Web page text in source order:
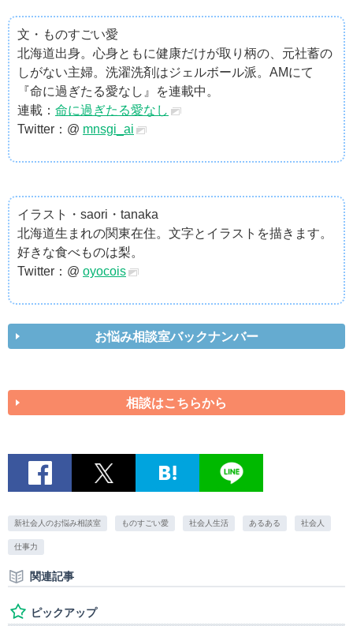
文・ものすごい愛
北海道出身。心身ともに健康だけが取り柄の、元社蓄の
しがない主婦。洗濯洗剤はジェルボール派。AMにて
『命に過ぎたる愛なし』を連載中。
連載： 命に過ぎたる愛なし
Twitter：@ mnsgi_ai
イラスト・saori・tanaka
北海道生まれの関東在住。文字とイラストを描きます。
好きな食べものは梨。
Twitter：@ oyocois
お悩み相談室バックナンバー
相談はこちらから
新社会人のお悩み相談室 ものすごい愛 社会人生活 あるある 社会人
仕事力
関連記事
ピックアップ